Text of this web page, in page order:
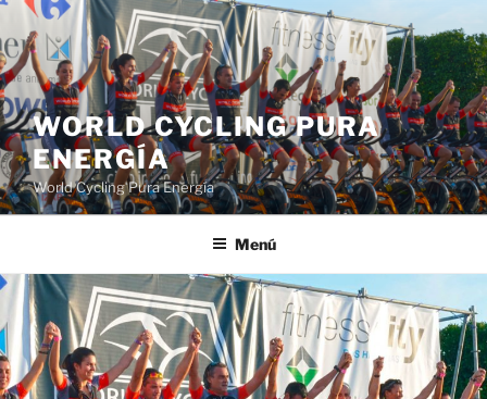
WORLD CYCLING PURA
ENERGÍA
World Cycling Pura Energía
Menú